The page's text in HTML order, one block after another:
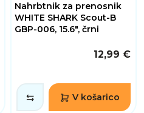
Nahrbtnik za prenosnik
WHITE SHARK Scout-B
GBP-006, 15.6", črni
12,99 €
V košarico